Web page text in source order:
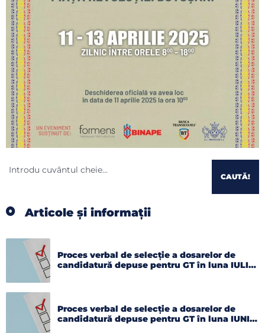
CAUTĂ!
Articole și informații
Proces verbal de selecție a dosarelor de
candidatură depuse pentru GT în luna IULIE
Proces verbal de selecție a dosarelor de
candidatură depuse pentru GT în luna IUNIE